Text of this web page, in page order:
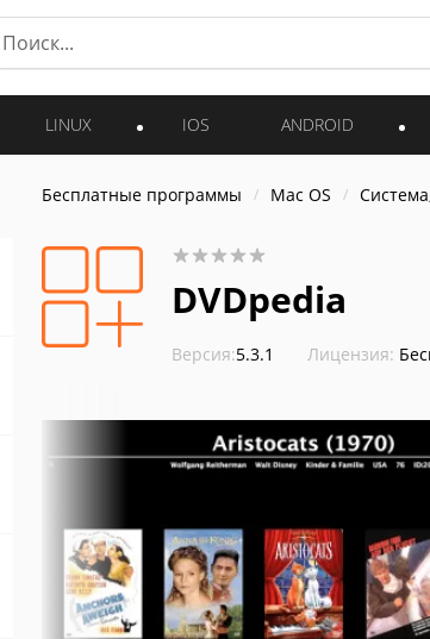
LINUX IOS ANDROID
Бесплатные программы Mac OS
DVDpedia
Версия:5.3.1 Лицензия: